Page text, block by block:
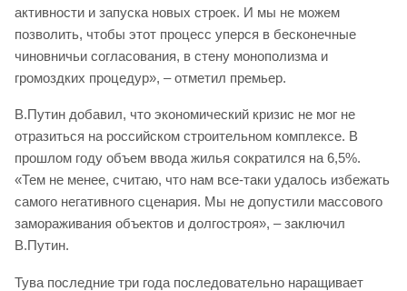
активности и запуска новых строек. И мы не можем
позволить, чтобы этот процесс уперся в бесконечные
чиновничьи согласования, в стену монополизма и
громоздких процедур», – отметил премьер.
В.Путин добавил, что экономический кризис не мог не
отразиться на российском строительном комплексе. В
прошлом году объем ввода жилья сократился на 6,5%.
«Тем не менее, считаю, что нам все-таки удалось избежать
самого негативного сценария. Мы не допустили массового
замораживания объектов и долгостроя», – заключил
В.Путин.
Тува последние три года последовательно наращивает